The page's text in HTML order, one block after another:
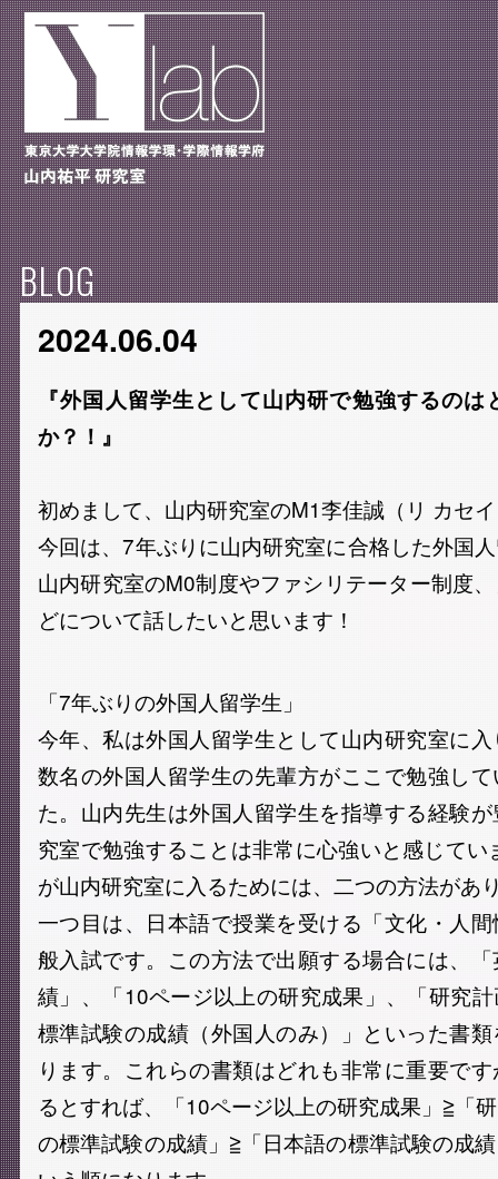
BLOG
2024.06.04
『外国人留学生として山内研で勉強するの
か？！』
初めまして、山内研究室のM1李佳誠（リ カセ
今回は、7年ぶりに山内研究室に合格した外国
山内研究室のM0制度やファシリテーター制度
どについて話したいと思います！
「7年ぶりの外国人留学生」
今年、私は外国人留学生として山内研究室に
数名の外国人留学生の先輩方がここで勉強し
た。山内先生は外国人留学生を指導する経験
究室で勉強することは非常に心強いと感じて
が山内研究室に入るためには、二つの方法があ
一つ目は、日本語で授業を受ける「文化・人
般入試です。この方法で出願する場合には、
績」、「10ページ以上の研究成果」、「研究
標準試験の成績（外国人のみ）」といった書
ります。これらの書類はどれも非常に重要で
るとすれば、「10ページ以上の研究成果」≧「
の標準試験の成績」≧「日本語の標準試験の成